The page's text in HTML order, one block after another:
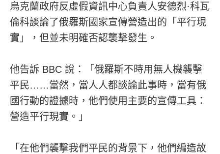
烏克蘭政府反虛假資訊中心負責人安德烈·科瓦
倫科談論了俄羅斯國家宣傳營造出的「平行現
實」，但並未明確否認襲擊發生。
他告訴 BBC 說：「俄羅斯不時用無人機襲擊
平民……當然，當人人都談論此事時，當有俄
國行動的證據時，他們使用主要的宣傳工具：
營造平行現實。」
「在他們襲擊我們平民的背景下，他們編造故